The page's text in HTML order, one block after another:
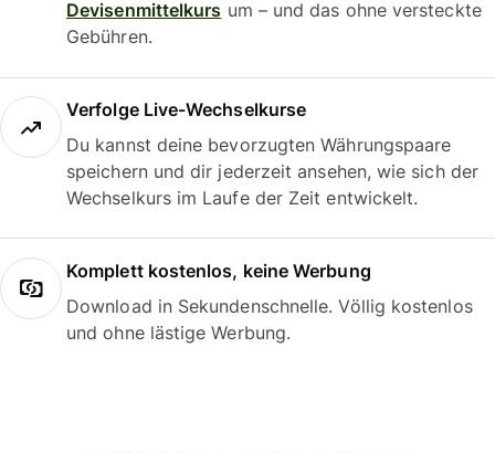
Devisenmittelkurs um – und das ohne versteckte
Gebühren.
Verfolge Live-Wechselkurse
Du kannst deine bevorzugten Währungspaare
speichern und dir jederzeit ansehen, wie sich der
Wechselkurs im Laufe der Zeit entwickelt.
Komplett kostenlos, keine Werbung
Download in Sekundenschnelle. Völlig kostenlos
und ohne lästige Werbung.